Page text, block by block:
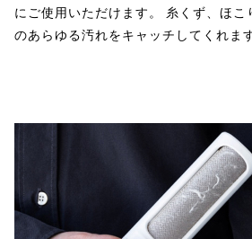
にご使用いただけます。 糸くず、ほこ
のあらゆる汚れをキャッチしてくれます